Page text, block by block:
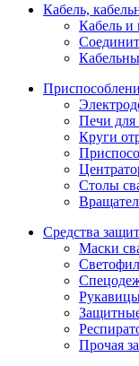
Кабель,
Кабель и
Печи для
Круги
Столы
Средства
Маски
Прочая